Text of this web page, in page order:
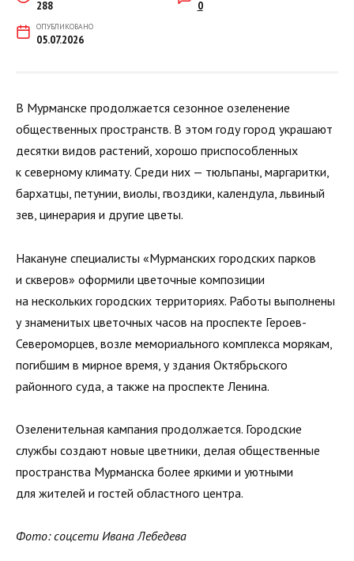
288 0
ОПУБЛИКОВАНО
05.07.2026
В Мурманске продолжается сезонное озеленение
общественных пространств. В этом году город украшают
десятки видов растений, хорошо приспособленных
к северному климату. Среди них — тюльпаны, маргаритки,
бархатцы, петунии, виолы, гвоздики, календула, львиный
зев, цинерария и другие цветы.
Накануне специалисты «Мурманских городских парков
и скверов» оформили цветочные композиции
на нескольких городских территориях. Работы выполнены
у знаменитых цветочных часов на проспекте Героев-
Североморцев, возле мемориального комплекса морякам,
погибшим в мирное время, у здания Октябрьского
районного суда, а также на проспекте Ленина.
Озеленительная кампания продолжается. Городские
службы создают новые цветники, делая общественные
пространства Мурманска более яркими и уютными
для жителей и гостей областного центра.
Фото: соцсети Ивана Лебедева